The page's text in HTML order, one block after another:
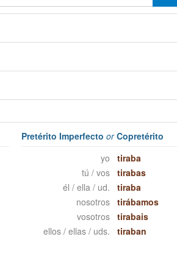
Pretérito ImperfectoorCopretérito
yo
tiraba
tú / vos
tirabas
él / ella / ud.
tiraba
nosotros
tirábamos
vosotros
tirabais
ellos / ellas / uds.
tiraban